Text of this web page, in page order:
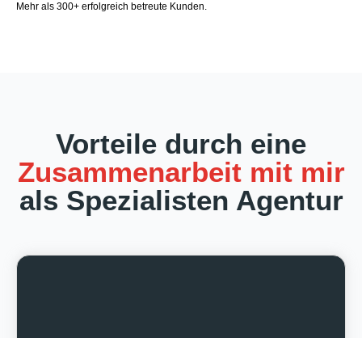
Mehr als 300+ erfolgreich betreute Kunden.
Vorteile durch eine
Zusammenarbeit mit mir
als Spezialisten Agentur